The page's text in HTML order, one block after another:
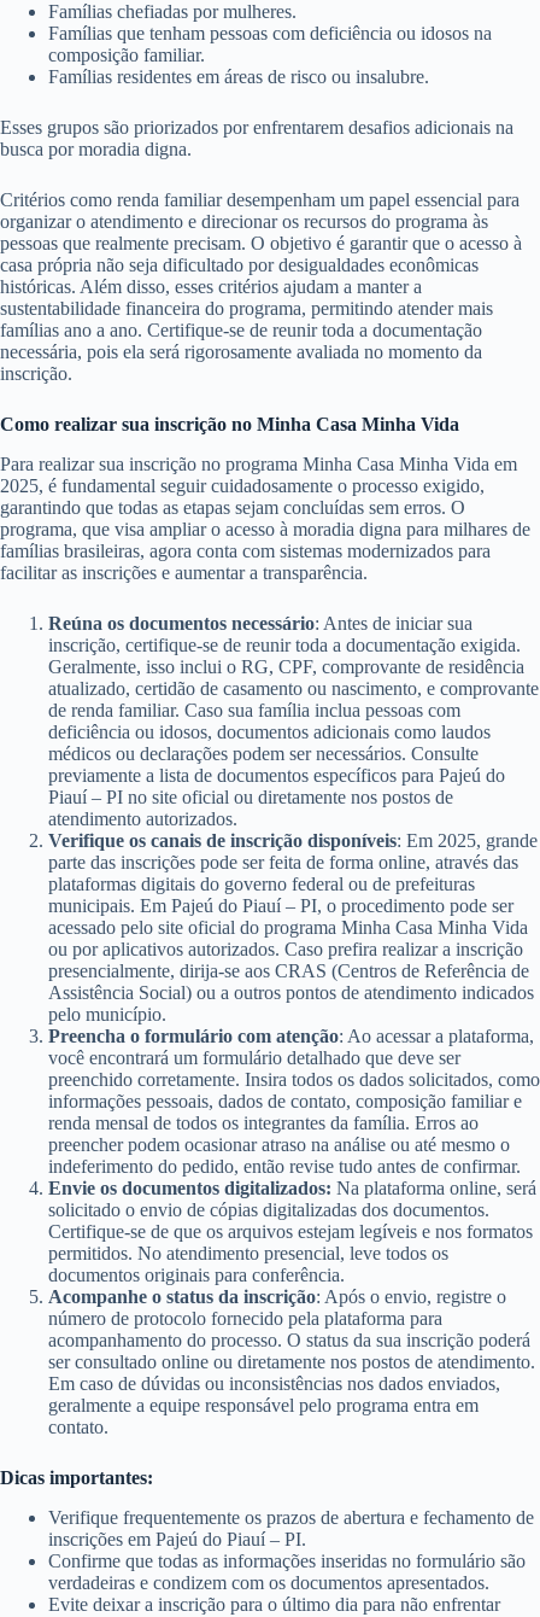
Famílias chefiadas por mulheres.
Famílias que tenham pessoas com deficiência ou idosos na
composição familiar.
Famílias residentes em áreas de risco ou insalubre.
Esses grupos são priorizados por enfrentarem desafios adicionais na
busca por moradia digna.
Critérios como renda familiar desempenham um papel essencial para
organizar o atendimento e direcionar os recursos do programa às
pessoas que realmente precisam. O objetivo é garantir que o acesso à
casa própria não seja dificultado por desigualdades econômicas
históricas. Além disso, esses critérios ajudam a manter a
sustentabilidade financeira do programa, permitindo atender mais
famílias ano a ano. Certifique-se de reunir toda a documentação
necessária, pois ela será rigorosamente avaliada no momento da
inscrição.
Como realizar sua inscrição no Minha Casa Minha Vida
Para realizar sua inscrição no programa Minha Casa Minha Vida em
2025, é fundamental seguir cuidadosamente o processo exigido,
garantindo que todas as etapas sejam concluídas sem erros. O
programa, que visa ampliar o acesso à moradia digna para milhares de
famílias brasileiras, agora conta com sistemas modernizados para
facilitar as inscrições e aumentar a transparência.
Reúna os documentos necessário: Antes de iniciar sua
inscrição, certifique-se de reunir toda a documentação exigida.
Geralmente, isso inclui o RG, CPF, comprovante de residência
atualizado, certidão de casamento ou nascimento, e comprovante
de renda familiar. Caso sua família inclua pessoas com
deficiência ou idosos, documentos adicionais como laudos
médicos ou declarações podem ser necessários. Consulte
previamente a lista de documentos específicos para Pajeú do
Piauí – PI no site oficial ou diretamente nos postos de
atendimento autorizados.
Verifique os canais de inscrição disponíveis: Em 2025, grande
parte das inscrições pode ser feita de forma online, através das
plataformas digitais do governo federal ou de prefeituras
municipais. Em Pajeú do Piauí – PI, o procedimento pode ser
acessado pelo site oficial do programa Minha Casa Minha Vida
ou por aplicativos autorizados. Caso prefira realizar a inscrição
presencialmente, dirija-se aos CRAS (Centros de Referência de
Assistência Social) ou a outros pontos de atendimento indicados
pelo município.
Preencha o formulário com atenção: Ao acessar a plataforma,
você encontrará um formulário detalhado que deve ser
preenchido corretamente. Insira todos os dados solicitados, como
informações pessoais, dados de contato, composição familiar e
renda mensal de todos os integrantes da família. Erros ao
preencher podem ocasionar atraso na análise ou até mesmo o
indeferimento do pedido, então revise tudo antes de confirmar.
Envie os documentos digitalizados: Na plataforma online, será
solicitado o envio de cópias digitalizadas dos documentos.
Certifique-se de que os arquivos estejam legíveis e nos formatos
permitidos. No atendimento presencial, leve todos os
documentos originais para conferência.
Acompanhe o status da inscrição: Após o envio, registre o
número de protocolo fornecido pela plataforma para
acompanhamento do processo. O status da sua inscrição poderá
ser consultado online ou diretamente nos postos de atendimento.
Em caso de dúvidas ou inconsistências nos dados enviados,
geralmente a equipe responsável pelo programa entra em
contato.
Dicas importantes:
Verifique frequentemente os prazos de abertura e fechamento de
inscrições em Pajeú do Piauí – PI.
Confirme que todas as informações inseridas no formulário são
verdadeiras e condizem com os documentos apresentados.
Evite deixar a inscrição para o último dia para não enfrentar